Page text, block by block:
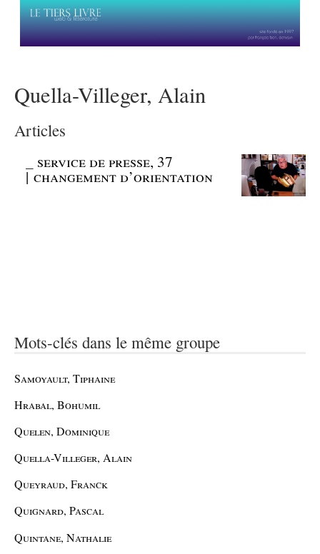
Quella-Villeger, Alain
Articles
service de presse, 37
| changement d’orientation
Mots-clés dans le même groupe
Samoyault, Tiphaine
Hrabal, Bohumil
Quelen, Dominique
Quella-Villeger, Alain
Queyraud, Franck
Quignard, Pascal
Quintane, Nathalie